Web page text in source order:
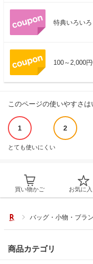
特典いろい
100～2,000
このページの使いやすさは
1 2
とても使いにくい
買い物かご お気に入
バッグ・小物・ブラ
商品カテゴリ